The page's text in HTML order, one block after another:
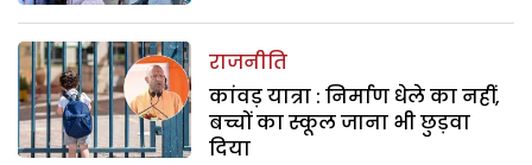
राजनीति
कांवड़ यात्रा : निर्माण धेले का नहीं,
बच्चों का स्कूल जाना भी छुड़वा
दिया